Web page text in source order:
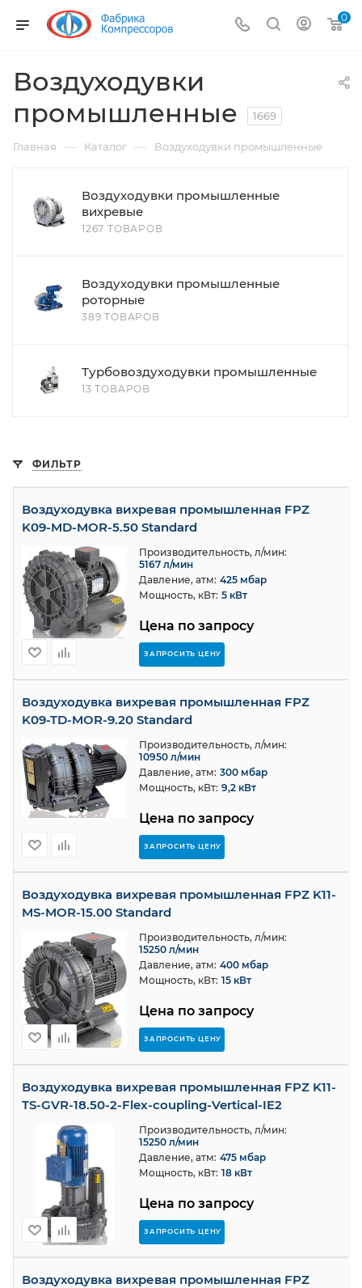
0
Воздуходувки
промышленные
1669
Главная — Каталог — Воздуходувки промышленные
Воздуходувки промышленные
вихревые
1267 ТОВАРОВ
Воздуходувки промышленные
роторные
389 ТОВАРОВ
Турбовоздуходувки промышленные
13 ТОВАРОВ
ФИЛЬТР
Воздуходувка вихревая промышленная FPZ
K09-MD-MOR-5.50 Standard
Цена по запросу
ЗАПРОСИТЬ ЦЕНУ
Производительность, л/мин:
5167 л/мин
Давление, атм: 425 мбар
Мощность, кВт: 5 кВт
Воздуходувка вихревая промышленная FPZ
K09-TD-MOR-9.20 Standard
Цена по запросу
ЗАПРОСИТЬ ЦЕНУ
Производительность, л/мин:
10950 л/мин
Давление, атм: 300 мбар
Мощность, кВт: 9,2 кВт
Воздуходувка вихревая промышленная FPZ K11-
MS-MOR-15.00 Standard
Цена по запросу
ЗАПРОСИТЬ ЦЕНУ
Производительность, л/мин:
15250 л/мин
Давление, атм: 400 мбар
Мощность, кВт: 15 кВт
Воздуходувка вихревая промышленная FPZ K11-
TS-GVR-18.50-2-Flex-coupling-Vertical-IE2
Цена по запросу
ЗАПРОСИТЬ ЦЕНУ
Производительность, л/мин:
15250 л/мин
Давление, атм: 475 мбар
Мощность, кВт: 18 кВт
Воздуходувка вихревая промышленная FPZ